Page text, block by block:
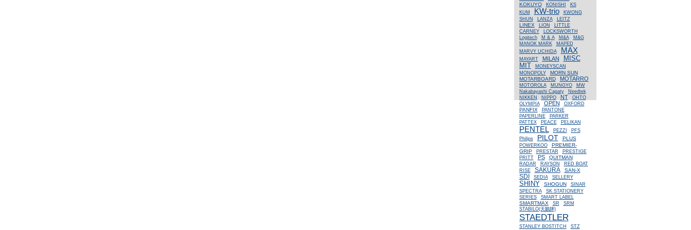
KOKUYO KONISHI
KS
KUM
KW-trio
KWONG
SHUN
LANZA LEITZ
LINEX LION
LITTLE
CARNEY
LOCKSWORTH
Logitech
M & A M&A
M&G
MANOK MARK
MAPED
MARVY UCHIDA
MAX
MAYART MILAN MISC
MIT
MONEYSCAN
MONOPOLY
MORN SUN
MOTARBOARD
MOTARRO
MOTOROLA MUNGYO
MW
Nakabayashi Capaty
Needtek
NIKKEN
NIPPO NT
OHTO
OLYMPIA
OPEN OXFORD
PANFIX
PANTONE
PAPERLINE
PARKER
PATTEX
PEACE PELIKAN
PENTEL PEZZI
PFS
Philips
PILOT PLUS
POWERKOO
PREMIER-
GRIP
PRESTAR
PRESTIGE
PRITT
PS QUITMAN
RADAR RAYSON
RED BOAT
RISE
SAKURA SAN-X
SDI SEDIA SELLERY
SHINY SHOGUN
SINAR
SPECTRA
SK STATIONERY
SERIES
SMART LABEL
SMARTMAX SR
SRM
STABILO(天鵝牌)
STAEDTLER
STANLEY BOSTITCH STZ